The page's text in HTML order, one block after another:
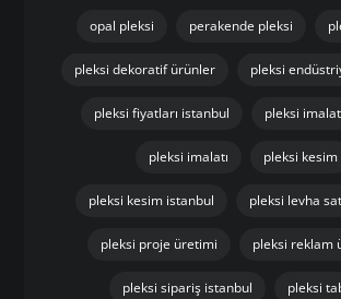
opal pleksi perakende pleksi
pleksi dekoratif ürünler pleksi
pleksi fiyatları istanbul pleksi
pleksi imalatı pleksi kesim
pleksi kesim istanbul pleksi levha
pleksi proje üretimi pleksi reklam
pleksi sipariş istanbul pleksi